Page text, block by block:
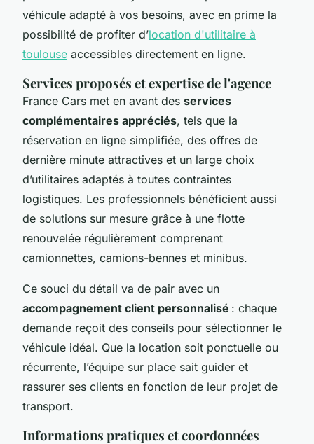
véhicule adapté à vos besoins, avec en prime la
possibilité de profiter d’location d'utilitaire à
toulouse accessibles directement en ligne.
Services proposés et expertise de l'agence
France Cars met en avant des services
complémentaires appréciés, tels que la
réservation en ligne simplifiée, des offres de
dernière minute attractives et un large choix
d’utilitaires adaptés à toutes contraintes
logistiques. Les professionnels bénéficient aussi
de solutions sur mesure grâce à une flotte
renouvelée régulièrement comprenant
camionnettes, camions-bennes et minibus.
Ce souci du détail va de pair avec un
accompagnement client personnalisé : chaque
demande reçoit des conseils pour sélectionner le
véhicule idéal. Que la location soit ponctuelle ou
récurrente, l’équipe sur place sait guider et
rassurer ses clients en fonction de leur projet de
transport.
Informations pratiques et coordonnées